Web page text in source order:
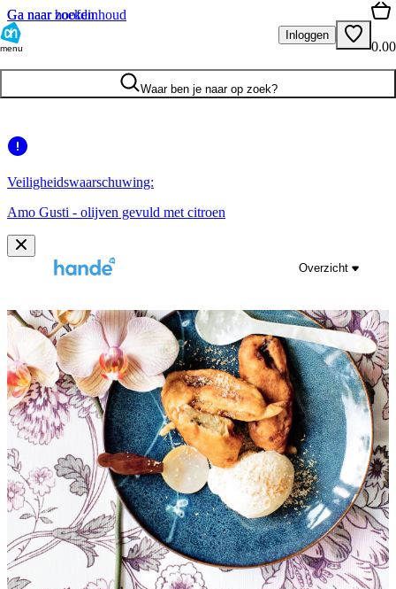
Ga naar hoofdinhoud
Ga naar zoeken
menu
Inloggen
0.00
Waar ben je naar op zoek?
Veiligheidswaarschuwing:
Amo Gusti - olijven gevuld met citroen
Overzicht